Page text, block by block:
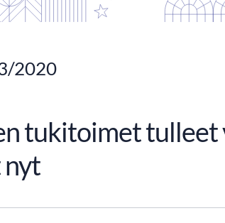
2020
tukitoimet tulleet
nyt